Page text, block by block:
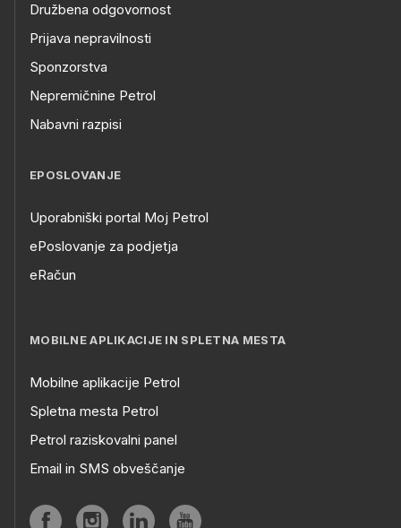
Družbena odgovornost
Prijava nepravilnosti
Sponzorstva
Nepremičnine Petrol
Nabavni razpisi
EPOSLOVANJE
Uporabniški portal Moj Petrol
ePoslovanje za podjetja
eRačun
MOBILNE APLIKACIJE IN SPLETNA MESTA
Mobilne aplikacije Petrol
Spletna mesta Petrol
Petrol raziskovalni panel
Email in SMS obveščanje